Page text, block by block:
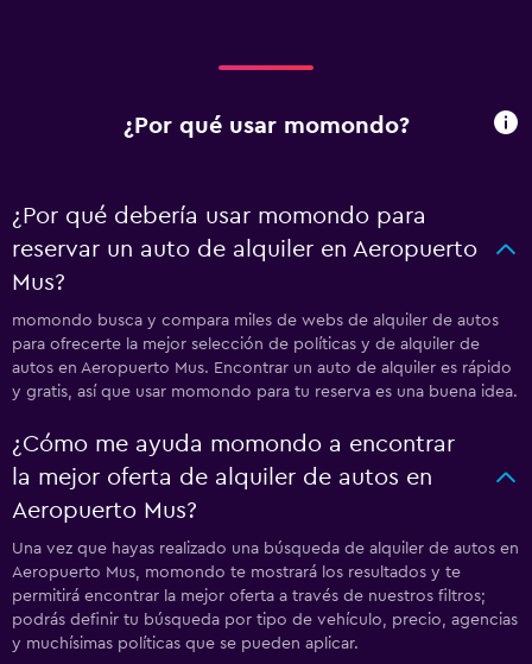
¿Por qué usar momondo?
¿Por qué debería usar momondo para
reservar un auto de alquiler en Aeropuerto
Mus?
momondo busca y compara miles de webs de alquiler de autos
para ofrecerte la mejor selección de políticas y de alquiler de
autos en Aeropuerto Mus. Encontrar un auto de alquiler es rápido
y gratis, así que usar momondo para tu reserva es una buena idea.
¿Cómo me ayuda momondo a encontrar
la mejor oferta de alquiler de autos en
Aeropuerto Mus?
Una vez que hayas realizado una búsqueda de alquiler de autos en
Aeropuerto Mus, momondo te mostrará los resultados y te
permitirá encontrar la mejor oferta a través de nuestros filtros;
podrás definir tu búsqueda por tipo de vehículo, precio, agencias
y muchísimas políticas que se pueden aplicar.